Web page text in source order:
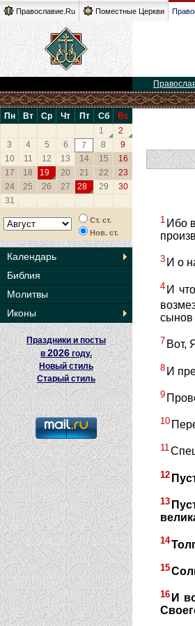
Православие.Ru Поместные Церкви
Пн Вт Ср Чт Пт Сб
Вс
1
2
3
4 5 6 7 8
9
10
11 12 13 14 15
16
17
18 19 20 21 22
23
24
25 26 27 28 29
30
31
Ст. ст.
Нов. ст.
Календарь
Библия
Молитвы
Иконы
Праздники и посты
в2026 году.
Новый стиль
Старый стиль
1 Ибо
3 И о
4 И
сынов
7 Вот,
8 И
9
10
11
12
13
14
15
16 И